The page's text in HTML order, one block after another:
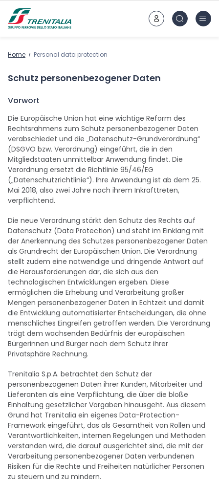
Home Personal data protection
Schutz personenbezogener Daten
Vorwort
Die Europäische Union hat eine wichtige Reform des
Rechtsrahmens zum Schutz personenbezogener Daten
verabschiedet und die „Datenschutz-Grundverordnung“
(DSGVO bzw. Verordnung) eingeführt, die in den
Mitgliedstaaten unmittelbar Anwendung findet. Die
Verordnung ersetzt die Richtlinie 95/46/EG
(„Datenschutzrichtlinie“). Ihre Anwendung ist ab dem 25.
Mai 2018, also zwei Jahre nach ihrem Inkrafttreten,
verpflichtend.
Die neue Verordnung stärkt den Schutz des Rechts auf
Datenschutz (Data Protection) und steht im Einklang mit
der Anerkennung des Schutzes personenbezogener Daten
als Grundrecht der Europäischen Union. Die Verordnung
stellt zudem eine notwendige und dringende Antwort auf
die Herausforderungen dar, die sich aus den
technologischen Entwicklungen ergeben. Diese
ermöglichen die Erhebung und Verarbeitung großer
Mengen personenbezogener Daten in Echtzeit und damit
die Entwicklung automatisierter Entscheidungen, die ohne
menschliches Eingreifen getroffen werden. Die Verordnung
trägt dem wachsenden Bedürfnis der europäischen
Bürgerinnen und Bürger nach dem Schutz ihrer
Privatsphäre Rechnung.
Trenitalia S.p.A. betrachtet den Schutz der
personenbezogenen Daten ihrer Kunden, Mitarbeiter und
Lieferanten als eine Verpflichtung, die über die bloße
Einhaltung gesetzlicher Vorgaben hinausgeht. Aus diesem
Grund hat Trenitalia ein eigenes Data-Protection-
Framework eingeführt, das als Gesamtheit von Rollen und
Verantwortlichkeiten, internen Regelungen und Methoden
verstanden wird, die darauf ausgerichtet sind, die mit der
Verarbeitung personenbezogener Daten verbundenen
Risiken für die Rechte und Freiheiten natürlicher Personen
zu steuern und zu mindern.